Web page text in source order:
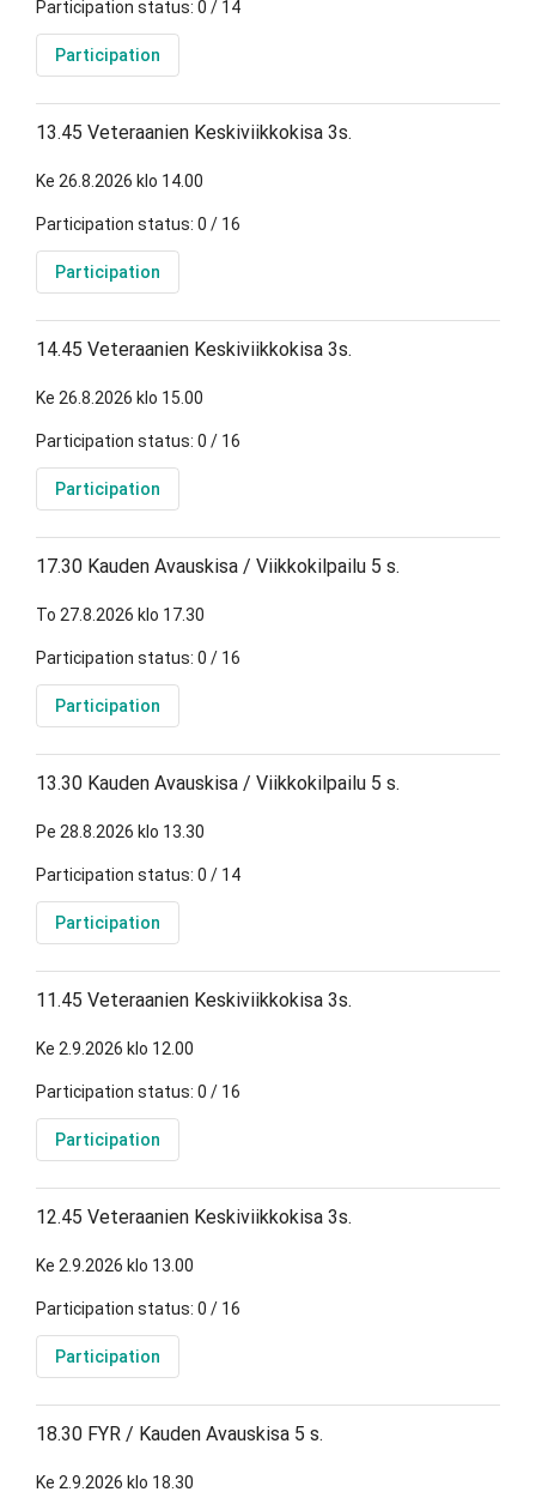
Participation status: 0 / 14
Participation
13.45 Veteraanien Keskiviikkokisa 3s.
Ke 26.8.2026 klo 14.00
Participation status: 0 / 16
Participation
14.45 Veteraanien Keskiviikkokisa 3s.
Ke 26.8.2026 klo 15.00
Participation status: 0 / 16
Participation
17.30 Kauden Avauskisa / Viikkokilpailu 5 s.
To 27.8.2026 klo 17.30
Participation status: 0 / 16
Participation
13.30 Kauden Avauskisa / Viikkokilpailu 5 s.
Pe 28.8.2026 klo 13.30
Participation status: 0 / 14
Participation
11.45 Veteraanien Keskiviikkokisa 3s.
Ke 2.9.2026 klo 12.00
Participation status: 0 / 16
Participation
12.45 Veteraanien Keskiviikkokisa 3s.
Ke 2.9.2026 klo 13.00
Participation status: 0 / 16
Participation
18.30 FYR / Kauden Avauskisa 5 s.
Ke 2.9.2026 klo 18.30